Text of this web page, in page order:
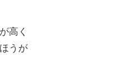
高く
うが